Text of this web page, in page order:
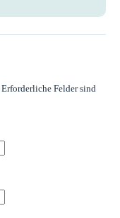
Erforderliche Felder sind